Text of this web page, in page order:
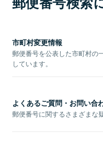
市町村変更情報
郵便番号を公表した市町村の
しています。
よくあるご質問・お問い合
郵便番号に関するさまざまな